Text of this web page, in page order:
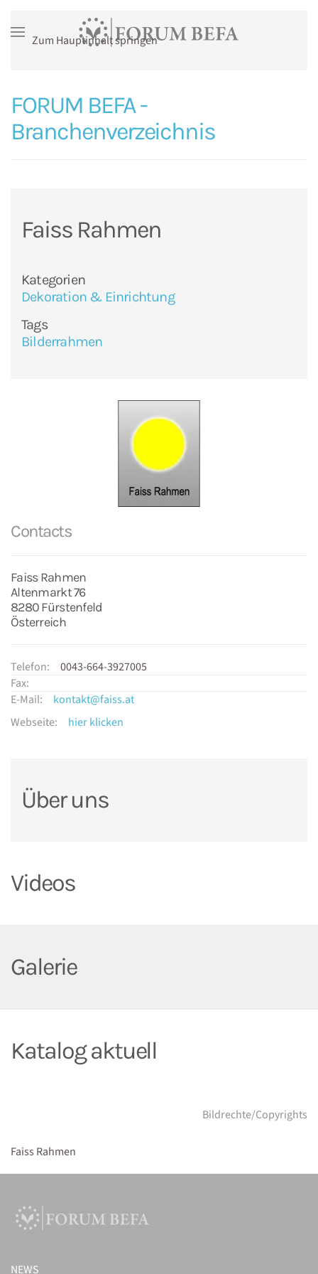
Zum Hauptinhalt springen
FORUM BEFA -
Branchenverzeichnis
Faiss Rahmen
Kategorien
Dekoration & Einrichtung
Tags
Bilderrahmen
Contacts
Faiss Rahmen
Altenmarkt 76
8280 Fürstenfeld
Österreich
Telefon:
0043-664-3927005
Fax:
E-Mail:
kontakt@faiss.at
Webseite:
hier klicken
Über uns
Videos
Galerie
Katalog aktuell
Bildrechte/Copyrights
Faiss Rahmen
NEWS